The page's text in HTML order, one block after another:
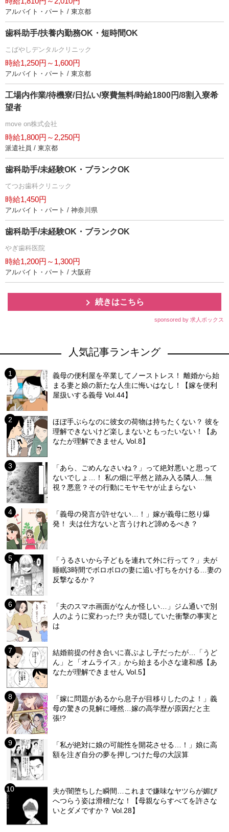
アルバイト・パート / 東京都
歯科助手/扶養内勤務OK・短時間OK
こばやしデンタルクリニック
時給1,250円～1,600円
アルバイト・パート / 東京都
工場内作業/待機寮/日払い/寮費無料/時給1800円/8割入寮希
望者
move on株式会社
時給1,800円～2,250円
派遣社員 / 東京都
歯科助手/未経験OK・ブランクOK
てつお歯科クリニック
時給1,450円
アルバイト・パート / 神奈川県
歯科助手/未経験OK・ブランクOK
ぎ歯科医院
時給1,200円～1,300円
アルバイト・パート / 大阪府
続きはこちら
sponsored by 求人ボックス
人気記事ランキング
義母の便利屋を卒業してノーストレス！ 離婚から始
まる妻と娘の新たな人生に悔いはなし！【嫁を便利
屋扱いする義母 Vol.44】
ほぼ手ぶらなのに彼女の荷物は持ちたくない？ 彼を
理解できないけど楽しまないともったいない！【あ
なたが理解できません Vol.8】
「あら、ごめんなさいね？」って絶対悪いと思って
ないでしょ…！ 私の畑に平然と踏み入る隣人…無
視？悪意？その行動にモヤモヤが止まらない
「義母の発言が許せない…！」嫁が義母に怒り爆
発！ 夫は仕方ないと言うけれど諦めるべき？
「うるさいから子どもを連れて外に行って？」夫が
睡眠3時間でボロボロの妻に追い打ちをかける…妻の
反撃なるか？
「夫のスマホ画面がなんか怪しい…」ジム通いで別
人のように変わった!? 夫が隠していた衝撃の事実と
は
結婚前提の付き合いに喜ぶよし子だったが…「うど
ん」と「オムライス」から始まる小さな違和感【あ
なたが理解できません Vol.5】
「嫁に問題があるから息子が目移りしたのよ！」義
母の驚きの見解に唖然…嫁の高学歴が原因だと主
張!?
「私が絶対に娘の可能性を開花させる…！」娘に高
額を注ぎ自分の夢を押しつけた母の大誤算
夫が闇堕ちした瞬間…これまで嫌味なヤツらが媚び
へつらう姿は滑稽だな！【母親ならすべてを許さな
いとダメですか？ Vol.28】